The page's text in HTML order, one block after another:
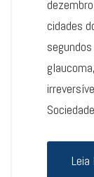
cidades
Leia